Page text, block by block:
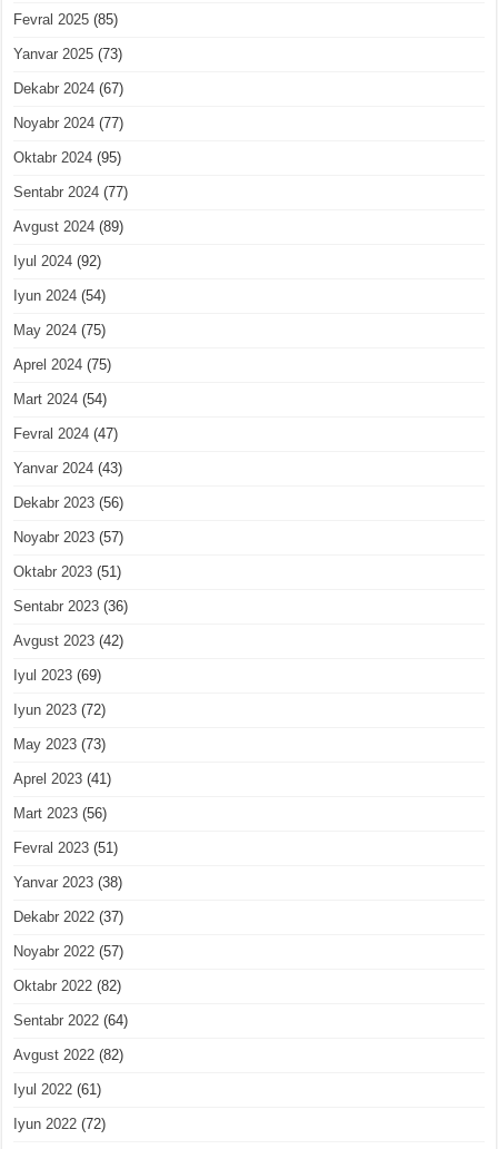
Fevral 2025 (85)
Yanvar 2025 (73)
Dekabr 2024 (67)
Noyabr 2024 (77)
Oktabr 2024 (95)
Sentabr 2024 (77)
Avgust 2024 (89)
Iyul 2024 (92)
Iyun 2024 (54)
May 2024 (75)
Aprel 2024 (75)
Mart 2024 (54)
Fevral 2024 (47)
Yanvar 2024 (43)
Dekabr 2023 (56)
Noyabr 2023 (57)
Oktabr 2023 (51)
Sentabr 2023 (36)
Avgust 2023 (42)
Iyul 2023 (69)
Iyun 2023 (72)
May 2023 (73)
Aprel 2023 (41)
Mart 2023 (56)
Fevral 2023 (51)
Yanvar 2023 (38)
Dekabr 2022 (37)
Noyabr 2022 (57)
Oktabr 2022 (82)
Sentabr 2022 (64)
Avgust 2022 (82)
Iyul 2022 (61)
Iyun 2022 (72)